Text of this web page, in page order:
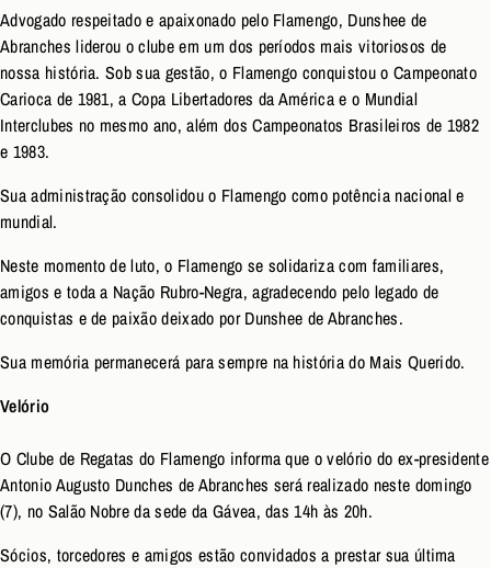
Advogado respeitado e apaixonado pelo Flamengo, Dunshee de
Abranches liderou o clube em um dos períodos mais vitoriosos de
nossa história. Sob sua gestão, o Flamengo conquistou o Campeonato
Carioca de 1981, a Copa Libertadores da América e o Mundial
Interclubes no mesmo ano, além dos Campeonatos Brasileiros de 1982
e 1983.
Sua administração consolidou o Flamengo como potência nacional e
mundial.
Neste momento de luto, o Flamengo se solidariza com familiares,
amigos e toda a Nação Rubro-Negra, agradecendo pelo legado de
conquistas e de paixão deixado por Dunshee de Abranches.
Sua memória permanecerá para sempre na história do Mais Querido.
Velório
O Clube de Regatas do Flamengo informa que o velório do ex-presidente
Antonio Augusto Dunches de Abranches será realizado neste domingo
(7), no Salão Nobre da sede da Gávea, das 14h às 20h.
Sócios, torcedores e amigos estão convidados a prestar sua última